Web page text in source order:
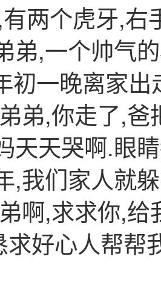
两个虎牙,右
弟,一个帅气
初一晚离家出
弟,你走了,爸
天天哭啊.眼
,我们家人就
啊,求求你,给
好心人帮帮